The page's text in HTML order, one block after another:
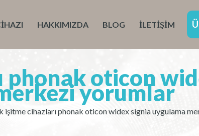
HAKKIMIZDA BLOG İLETIŞIM
phonak oticon
yorumlar
işitme cihazları phonak oticon widex signia uygulama